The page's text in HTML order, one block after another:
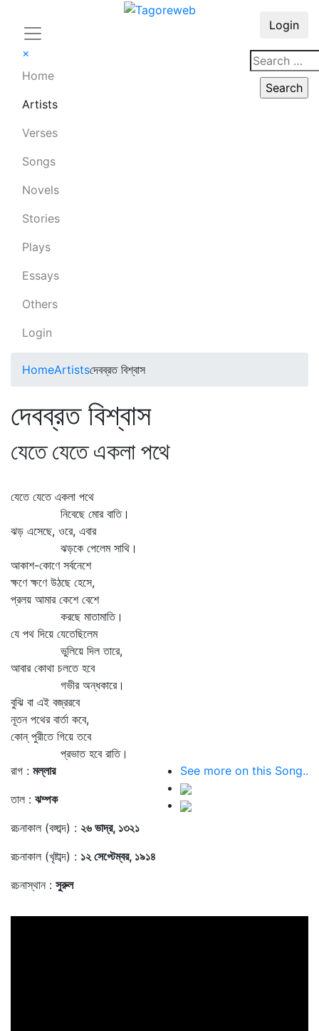
×
Home
Artists
Verses
Songs
Novels
Stories
Plays
Essays
Others
Login
Login
HomeArtistsদেবব্রত বিশ্বাস
দেবব্রত বিশ্বাস
যেতে যেতে একলা পথে
যেতে যেতে একলা পথে
নিবেছে মোর বাতি।
ঝড় এসেছে, ওরে, এবার
ঝড়কে পেলেম সাথি।
আকাশ-কোণে সর্বনেশে
ক্ষণে ক্ষণে উঠছে হেসে,
প্রলয় আমার কেশে বেশে
করছে মাতামাতি।
যে পথ দিয়ে যেতেছিলেম
ভুলিয়ে দিল তারে,
আবার কোথা চলতে হবে
গভীর অন্ধকারে।
বুঝি বা এই বজ্ররবে
নূতন পথের বার্তা কবে,
কোন্‌ পুরীতে গিয়ে তবে
প্রভাত হবে রাতি।
রাগ : মল্লার
তাল : ঝম্পক
রচনাকাল (বঙ্গাব্দ) : ২৬ ভাদ্র, ১৩২১
রচনাকাল (খৃষ্টাব্দ) : ১২ সেপ্টেম্বর, ১৯১৪
রচনাস্থান : সুরুল
See more on this Song..